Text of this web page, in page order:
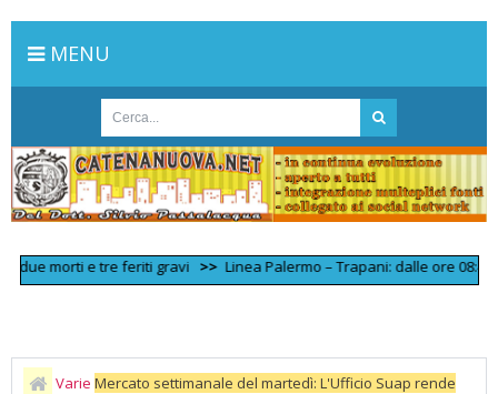
MENU
morti e tre feriti gravi >> Linea Palermo – Trapani: dalle ore 08:40
Varie Mercato settimanale del martedì: L'Ufficio Suap rende